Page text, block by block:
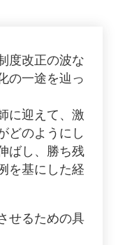
度改正の波な
の一途を辿っ
に迎えて、激
どのようにし
ばし、勝ち残
を基にした経
せるための具